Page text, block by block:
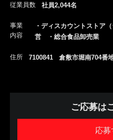
従業員数 社員2,044名
事業
内容
・ディスカウントストア
営 ・総合食品卸売業
住所 7100841 倉敷市堀南704番
ご応募は
応募